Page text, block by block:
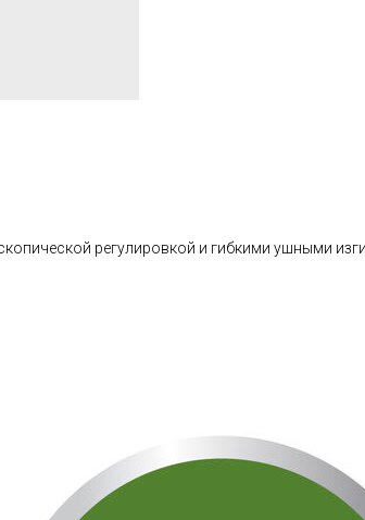
регулировкой и гибкими ушными